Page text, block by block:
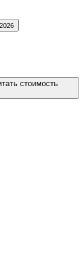
стоимость